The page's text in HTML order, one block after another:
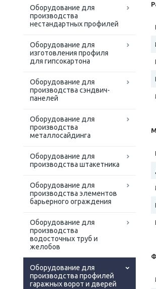
Оборудование для
производства
нестандартных профилей
Оборудование для
изготовления профиля
для гипсокартона
Оборудование для
производства сэндвич-
панелей
Оборудование для
производства
металлосайдинга
Оборудование для
производства штакетника
Оборудование для
производства элементов
барьерного ограждения
Оборудование для
производства
водосточных труб и
желобов
Оборудование для
производства профилей
гаражных ворот и дверей